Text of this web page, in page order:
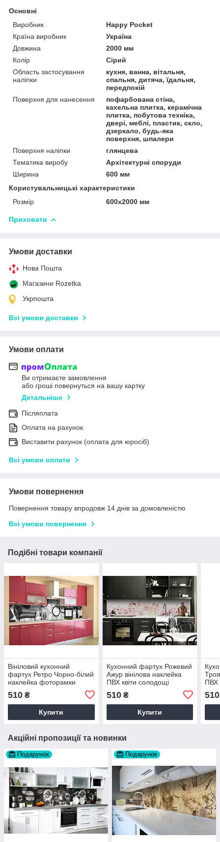
Основні
Виробник
Happy Pocket
Країна виробник
Україна
Довжина
2000 мм
Колір
Сірий
Область застосування
наліпки
кухня, ванна, вітальня,
спальня, дитяча, їдальня,
передпокій
Поверхня для нанесення
пофарбована стіна,
кахельна плитка, керамічна
плитка, побутова техніка,
двері, меблі, пластик, скло,
дзеркало, будь-яка
поверхня, шпалери
Поверхня наліпки
глянцева
Тематика виробу
Архітектурні споруди
Ширина
600 мм
Користувальницькі характеристики
Розмір
600х2000 мм
Приховати
Умови доставки
Нова Пошта
Магазини Rozetka
Укрпошта
Всі умови доставки
Умови оплати
Ви отримаєте замовлення
або гроші повернуться на вашу картку
Детальніше
Післяплата
Оплата на рахунок
Виставити рахунок (оплата для юросіб)
Всі умови оплати
Умови повернення
Повернення товару впродовж 14 днів за домовленістю
Всі умови повернення
Подібні товари компанії
Вініловий кухонний
фартух Ретро Чорно-білий
наклейка фоторамки
Абстракція Сірий 60х200
см Happy Pocket Z180401
510 ₴
Купити
Кухонний фартух Рожевий
Ажур вінілова наклейка
ПВХ квіти солодощі
Happy Pocket Z180727
510₴
Купити
ПВХ
510
Акційні пропозиції та новинки
Подарунок Подарунок